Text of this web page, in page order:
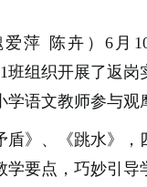
萍 陈卉）6月
班组织开展了返
语文教师参与观
》、《跳水》，
要点，巧妙引导